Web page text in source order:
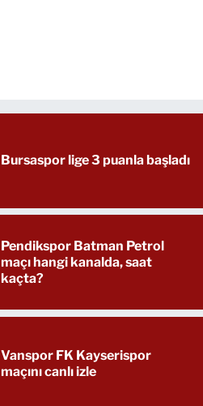
Bursaspor lige 3 puanla başladı
Pendikspor Batman Petrol
maçı hangi kanalda, saat
kaçta?
Vanspor FK Kayserispor
maçını canlı izle